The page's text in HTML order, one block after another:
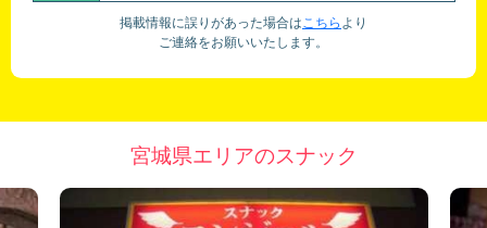
掲載情報に誤りがあった場合はこちら より
ご連絡をお願いいたします。
宮城県エリアのスナック